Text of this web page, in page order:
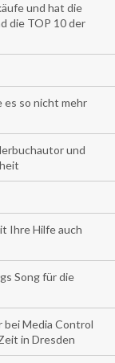
und hat die
die TOP 10 der
es so nicht mehr
und
Ihre Hilfe auch
Song für die
bei Media Control
in Dresden